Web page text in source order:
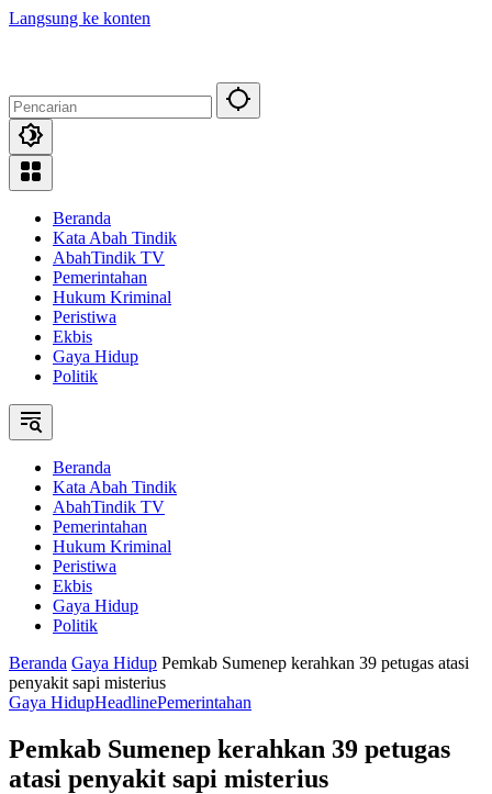
Langsung ke konten
Beranda
Kata Abah Tindik
AbahTindik TV
Pemerintahan
Hukum Kriminal
Peristiwa
Ekbis
Gaya Hidup
Politik
Beranda
Kata Abah Tindik
AbahTindik TV
Pemerintahan
Hukum Kriminal
Peristiwa
Ekbis
Gaya Hidup
Politik
Beranda Gaya Hidup Pemkab Sumenep kerahkan 39 petugas atasi
penyakit sapi misterius
Gaya HidupHeadlinePemerintahan
Pemkab Sumenep kerahkan 39 petugas
atasi penyakit sapi misterius